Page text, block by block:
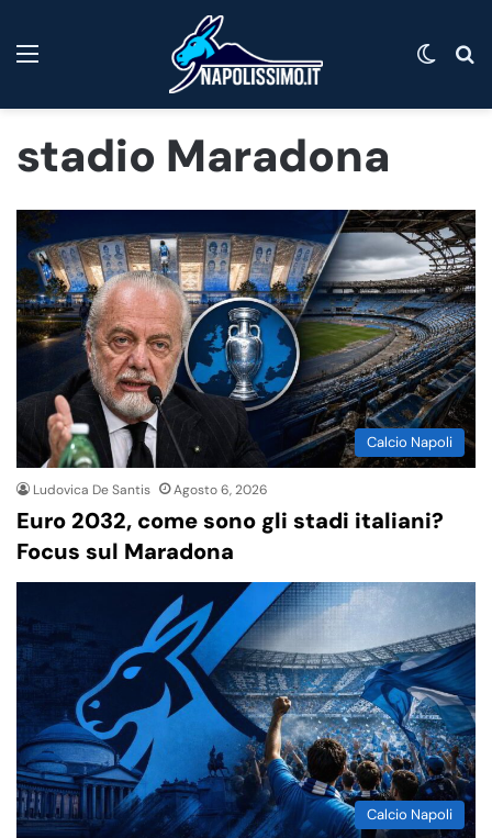
stadio Maradona
Calcio Napoli
Ludovica De Santis Agosto 6, 2026
Euro 2032, come sono gli stadi italiani?
Focus sul Maradona
Calcio Napoli